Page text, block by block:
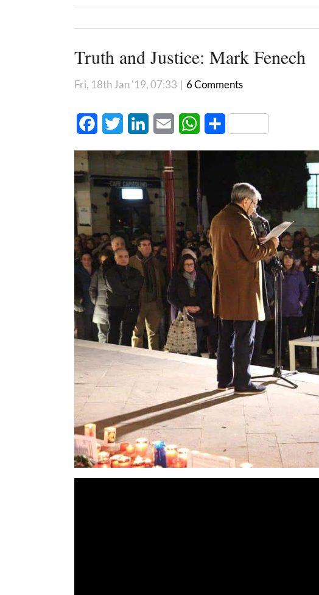
Truth and Justice: Mark Fenech
Fri, 18th Jan '19, 07:33 | 6 Comments
FacebookTwitter LinkedInEmail WhatsApp
Share